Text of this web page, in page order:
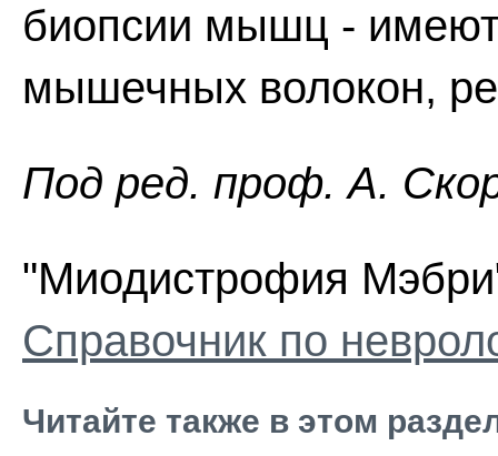
биопсии мышц -
мышечных волокон,
Пoд peд. проф. А.
"Миодистрофия
Справочник по
Читайте также в этом